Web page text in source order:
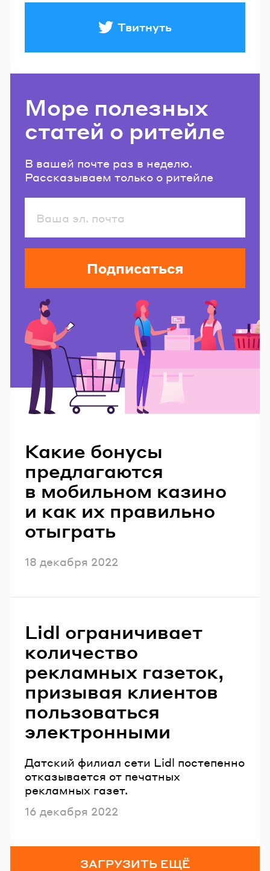
Твитнуть
Море полезных
статей о ритейле
В вашей почте раз в неделю.
Рассказываем только о ритейле
Подписаться
Какие бонусы
предлагаются
в мобильном казино
и как их правильно
отыграть
Опубликовано
18 декабря 2022
Lidl ограничивает
количество
рекламных газеток,
призывая клиентов
пользоваться
электронными
Датский филиал сети Lidl постепенно
отказывается от печатных
рекламных газет.
Опубликовано
16 декабря 2022
ЗАГРУЗИТЬ ЕЩЁ